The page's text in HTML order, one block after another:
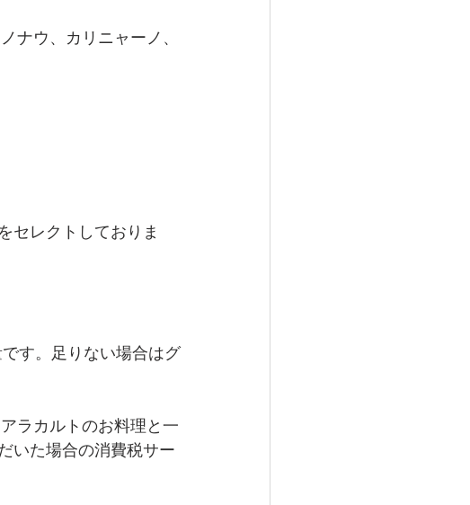
ナウ、カリニャーノ、
セレクトしておりま
す。足りない場合はグ
ラカルトのお料理と一
いた場合の消費税サー